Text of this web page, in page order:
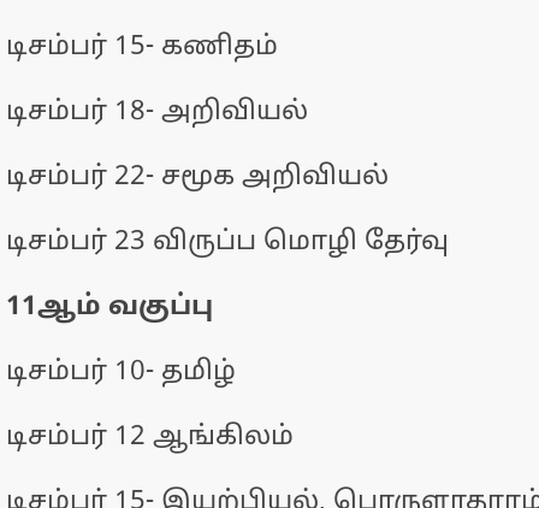
டிசம்பர் 15- கணிதம்
டிசம்பர் 18- அறிவியல்
டிசம்பர் 22- சமூக அறிவியல்
டிசம்பர் 23 விருப்ப மொழி தேர்வு
11ஆம் வகுப்பு
டிசம்பர் 10- தமிழ்
டிசம்பர் 12 ஆங்கிலம்